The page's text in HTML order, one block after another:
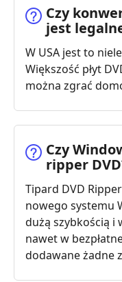
Czy
jest
W USA jest to
Większość płyt
można zgrać
Czy
ripper
Tipard DVD
nowego systemu
dużą szybkością i
nawet w
dodawane żadne